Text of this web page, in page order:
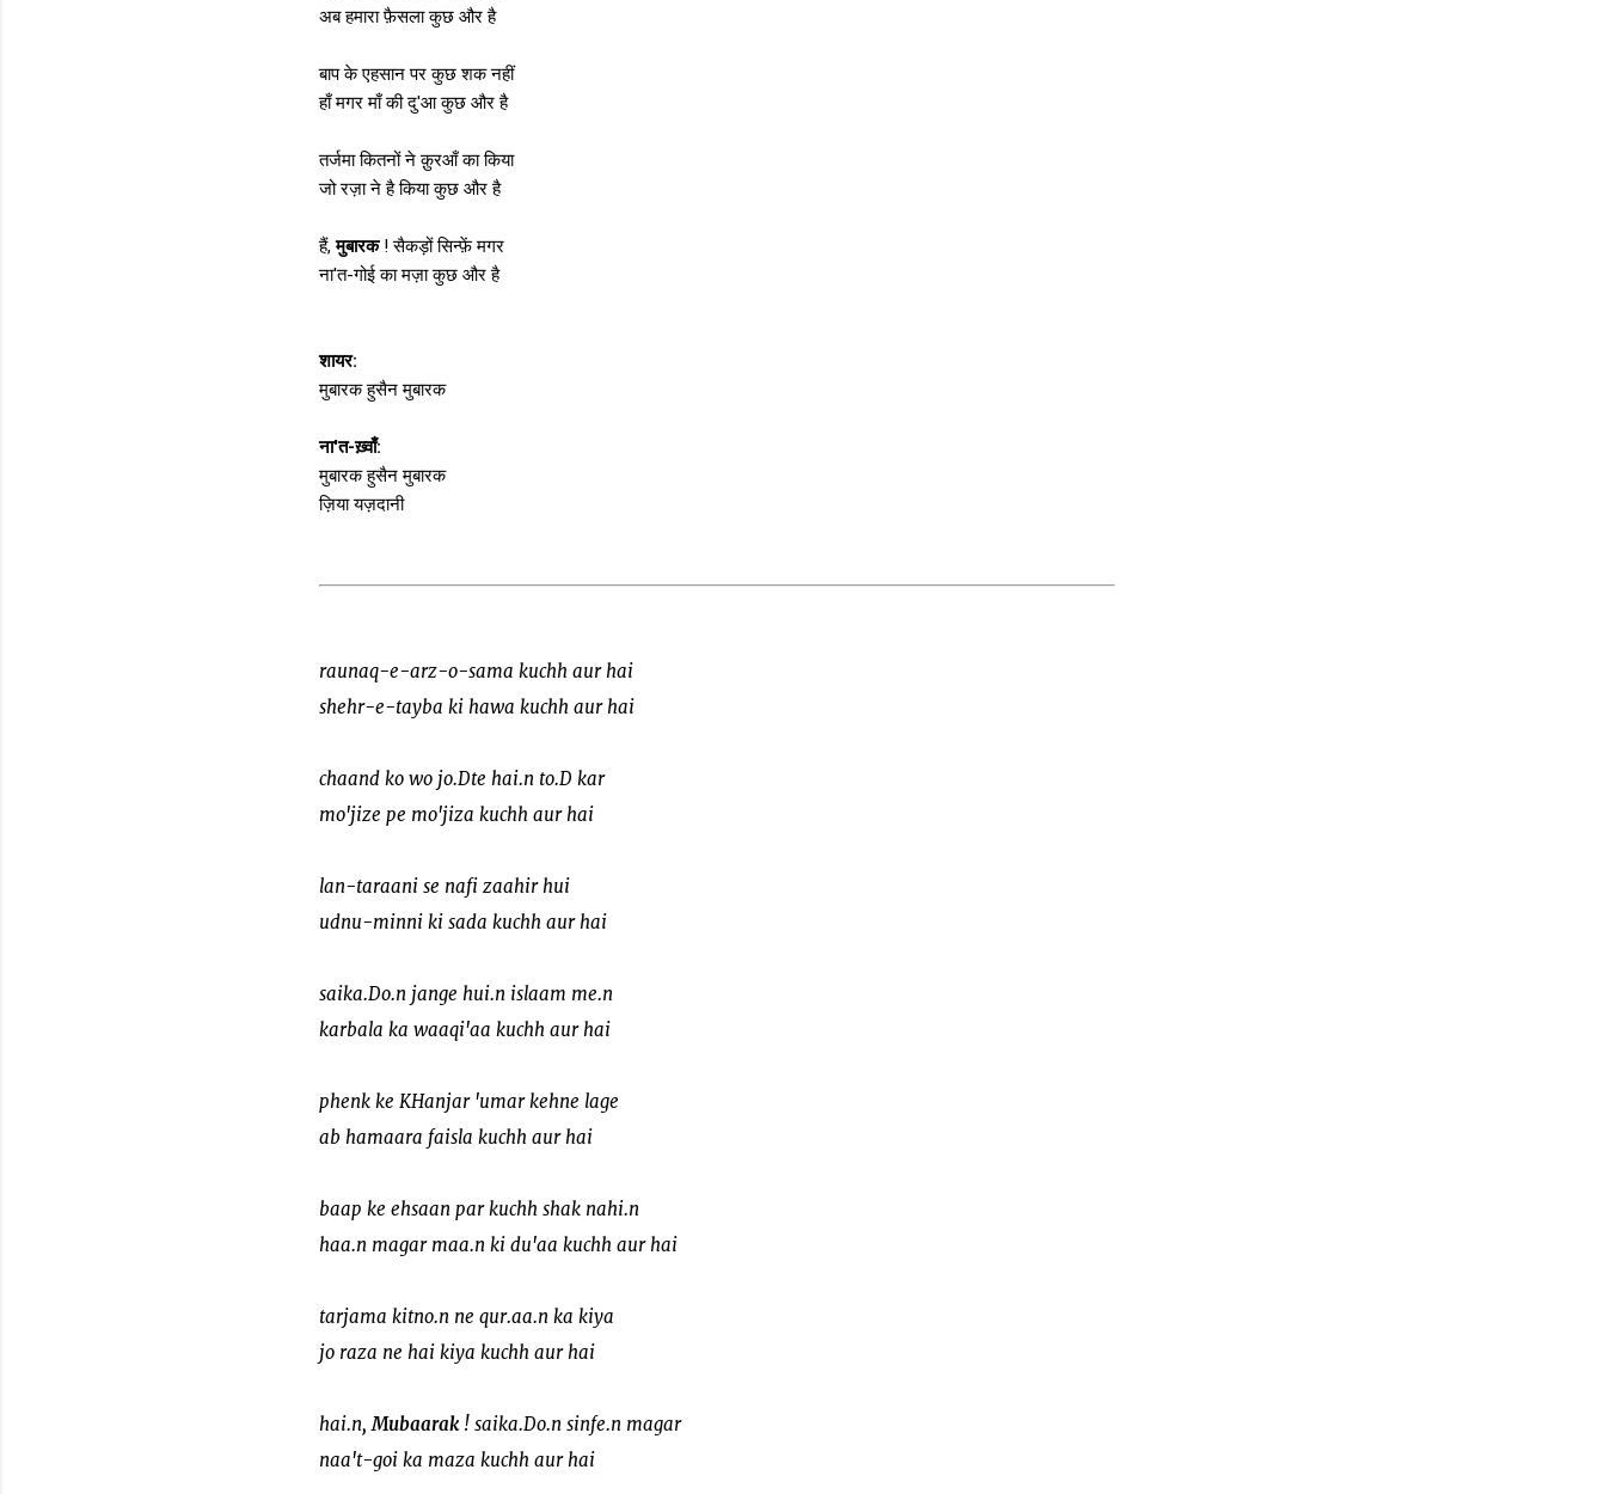
अब हमारा फ़ैसला कुछ और है
बाप के एहसान पर कुछ शक नहीं
हाँ मगर माँ की दु'आ कुछ और है
तर्जमा कितनों ने क़ुरआँ का किया
जो रज़ा ने है किया कुछ और है
हैं,मुबारक! सैकड़ों सिन्फ़ें मगर
ना'त-गोई का मज़ा कुछ और है
शायर:
मुबारक हुसैन मुबारक
ना'त-ख़्वाँ:
मुबारक हुसैन मुबारक
ज़िया यज़दानी
raunaq-e-arz-o-sama kuchh aur hai
shehr-e-tayba ki hawa kuchh aur hai
chaand ko wo jo.Dte hai.n to.D kar
mo'jize pe mo'jiza kuchh aur hai
lan-taraani se nafi zaahir hui
udnu-minni ki sada kuchh aur hai
saika.Do.n jange hui.n islaam me.n
karbala ka waaqi'aa kuchh aur hai
phenk ke KHanjar 'umar kehne lage
ab hamaara faisla kuchh aur hai
baap ke ehsaan par kuchh shak nahi.n
haa.n magar maa.n ki du'aa kuchh aur hai
tarjama kitno.n ne qur.aa.n ka kiya
jo raza ne hai kiya kuchh aur hai
hai.n,Mubaarak! saika.Do.n sinfe.n magar
naa't-goi ka maza kuchh aur hai